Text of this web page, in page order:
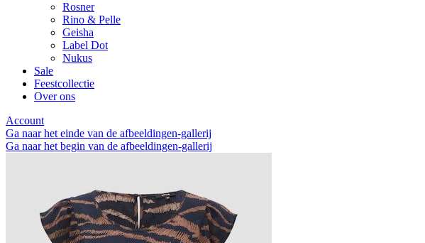
Rosner
Rino & Pelle
Geisha
Label Dot
Nukus
Sale
Feestcollectie
Over ons
Account
Ga naar het einde van de afbeeldingen-gallerij
Ga naar het begin van de afbeeldingen-gallerij